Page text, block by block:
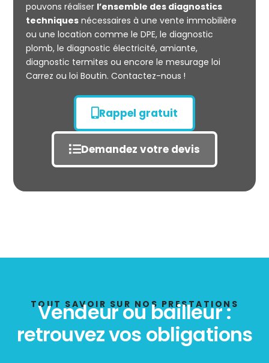
pouvons réaliser l’ensemble des diagnostics
techniquesnécessaires à une vente immobilière
ou une location comme le DPE, le diagnostic
plomb, le diagnostic électricité, amiante,
diagnostic termites ou encore le mesurage loi
Carrez ou loi Boutin. Contactez-nous !
Rappel gratuit
Demandez votre devis
TOUT SAVOIR SUR NOS PRESTATIONS
Vendeur ou bailleur :
retrouvez vos obligations